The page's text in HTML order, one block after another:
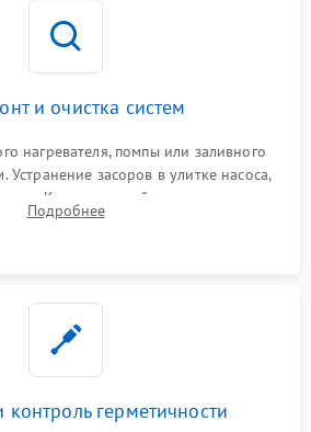
и очистка систем
нагревателя, помпы или заливного
Устранение засоров в улитке насоса,
Компонентный ремонт платы
поврежденной проводки.
Подробнее
контроль герметичности